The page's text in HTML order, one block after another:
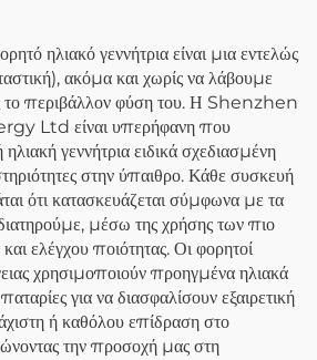
ηλιακό γεννήτρια είναι μια εντελώς
ακόμα και χωρίς να λάβουμε
το περιβάλλον φύση του. Η Shenzhen
Ltd είναι υπερήφανη που
γεννήτρια ειδικά σχεδιασμένη
στην ύπαιθρο. Κάθε συσκευή
ότι κατασκευάζεται σύμφωνα με τα
μέσω της χρήσης των πιο
ελέγχου ποιότητας. Οι φορητοί
χρησιμοποιούν προηγμένα ηλιακά
για να διασφαλίσουν εξαιρετική
ή καθόλου επίδραση στο
την προσοχή μας στη